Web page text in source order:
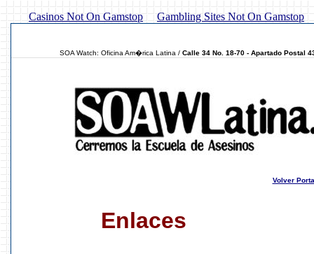
Casinos Not On Gamstop Gambling Sites Not On Gamstop
SOA Watch: Oficina Am�rica Latina / Calle 34 No. 18-70 - Apartado Postal
Volver
Enlaces